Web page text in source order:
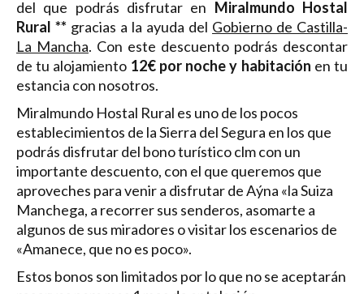
del que podrás disfrutar en Miralmundo Hostal
Rural ** gracias a la ayuda del Gobierno de Castilla-
La Mancha. Con este descuento podrás descontar
de tu alojamiento 12€ por noche y habitación en tu
estancia con nosotros.
Miralmundo Hostal Rural es uno de los pocos
establecimientos de la Sierra del Segura en los que
podrás disfrutar del bono turístico clm con un
importante descuento, con el que queremos que
aproveches para venir a disfrutar de Aýna «la Suiza
Manchega, a recorrer sus senderos, asomarte a
algunos de sus miradores o visitar los escenarios de
«Amanece, que no es poco».
Estos bonos son limitados por lo que no se aceptarán